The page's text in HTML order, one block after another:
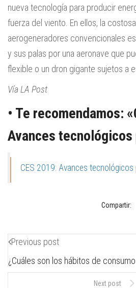
nueva tecnología para producir
fuerza del viento. En ellos, la
aerogeneradores convencionales
y sus palas por una aeronave que
flexible o un dron gigante sujetos a
Vía LA Post
• Te recomendamos: «
Avances tecnológicos
CES 2019: Avances tecnológicos
Compartir:
Previous post
¿Cuáles son los hábitos de consumo
Next post